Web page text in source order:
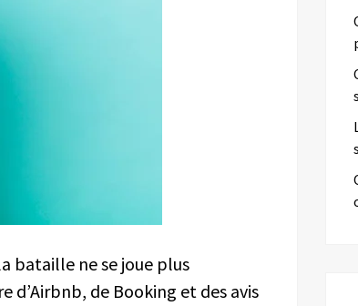
bataille ne se joue plus
d’Airbnb, de Booking et des avis